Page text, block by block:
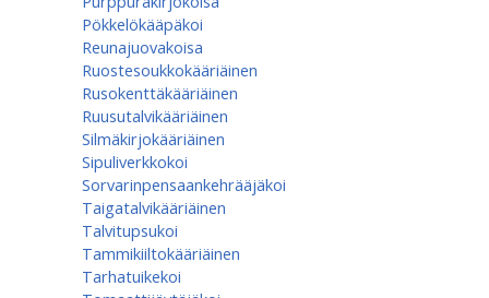
Pökkelökääpäkoi
Reunajuovakoisa
Ruostesoukkokääriäinen
Rusokenttäkääriäinen
Ruusutalvikääriäinen
Silmäkirjokääriäinen
Sipuliverkkokoi
Sorvarinpensaankehrääjäkoi
Taigatalvikääriäinen
Talvitupsukoi
Tammikiiltokääriäinen
Tarhatuikekoi